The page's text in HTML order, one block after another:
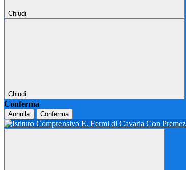
Chiudi
Chiudi
Conferma
Annulla Conferma